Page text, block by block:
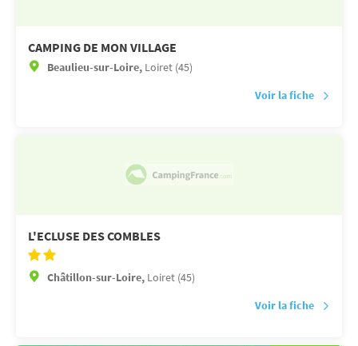
CAMPING DE MON VILLAGE
Beaulieu-sur-Loire, Loiret (45)
Voir la fiche
L'ECLUSE DES COMBLES
Châtillon-sur-Loire, Loiret (45)
Voir la fiche